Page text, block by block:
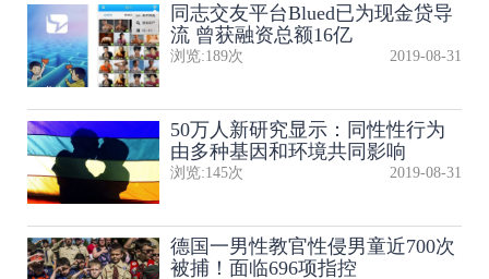
同志交友平台Blued已为现金贷导
流 曾获融资总额16亿
浏览:189次 2019-08-31
50万人新研究显示：同性性行为
由多种基因和环境共同影响
浏览:145次 2019-08-31
德国一男性教官性侵男童近700次
被捕！面临696项指控